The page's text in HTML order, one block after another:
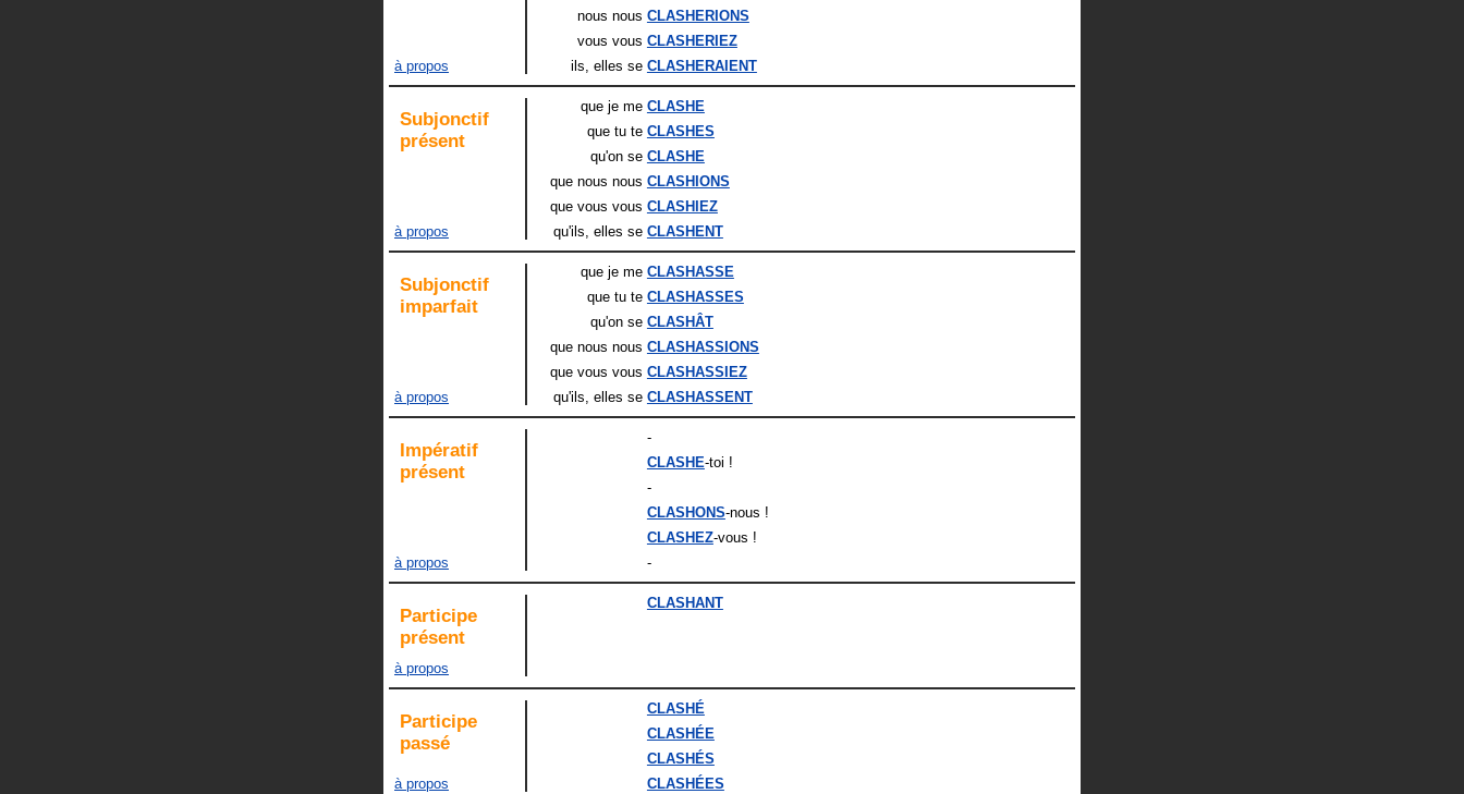
à propos
nous nous CLASHERIONS
vous vous CLASHERIEZ
ils, elles se CLASHERAIENT
Subjonctif
présent
à propos
que je me CLASHE
que tu te CLASHES
qu'on se CLASHE
que nous nous CLASHIONS
que vous vous CLASHIEZ
qu'ils, elles se CLASHENT
Subjonctif
imparfait
à propos
que je me CLASHASSE
que tu te CLASHASSES
qu'on se CLASHÂT
que nous nous CLASHASSIONS
que vous vous CLASHASSIEZ
qu'ils, elles se CLASHASSENT
Impératif
présent
à propos
-
CLASHE-toi !
-
CLASHONS-nous !
CLASHEZ-vous !
-
Participe
présent
à propos
CLASHANT
Participe
passé
à propos
CLASHÉ
CLASHÉE
CLASHÉS
CLASHÉES